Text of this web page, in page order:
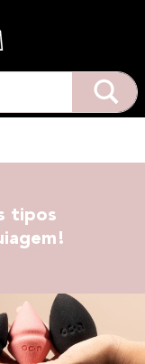
tipos